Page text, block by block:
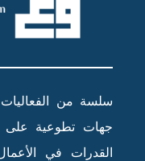
سلسة من
جهات تطوعية على
القدرات في